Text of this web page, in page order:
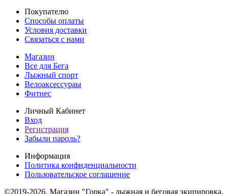
Покупателю
Способы оплаты
Условия доставки
Связаться с нами
Магазин
Все для Бега
Лыжный спорт
Велоаксессураы
Фитнес
Личный Кабинет
Вход
Регистрация
Забыли пароль?
Информация
Политика конфиденциальности
Пользовательское соглашение
©2019-2026. Магазин "Горка" - лыжная и беговая экипировка,